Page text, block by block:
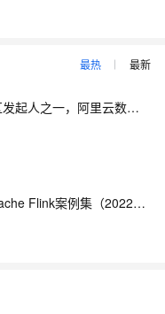
最热 最新
【大咖问答】对话PostgreSQL 中国社区发起人之一，阿里云数据库高级专家 德哥
【藏经阁一起读（27）】本周推荐《Apache Flink案例集（2022版）》，你有哪些心得？